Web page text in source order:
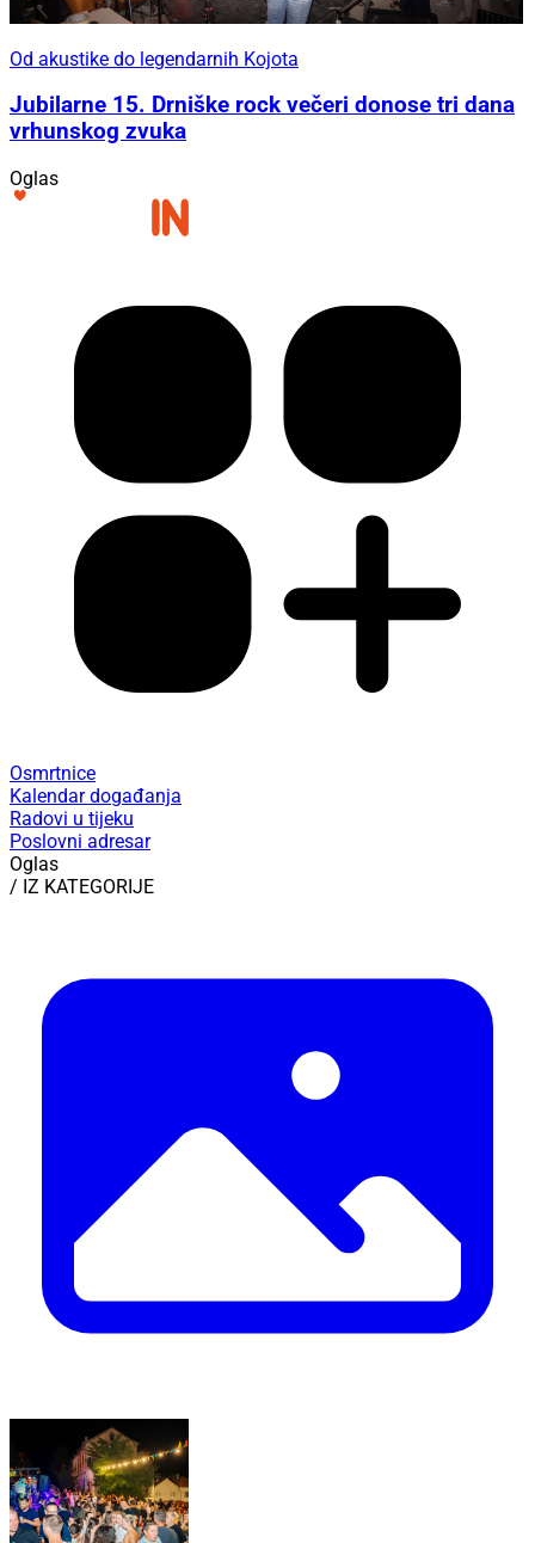
Od akustike do legendarnih Kojota
Jubilarne 15. Drniške rock večeri donose tri dana
vrhunskog zvuka
Oglas
Osmrtnice
Kalendar događanja
Radovi u tijeku
Poslovni adresar
Oglas
/ IZ KATEGORIJE